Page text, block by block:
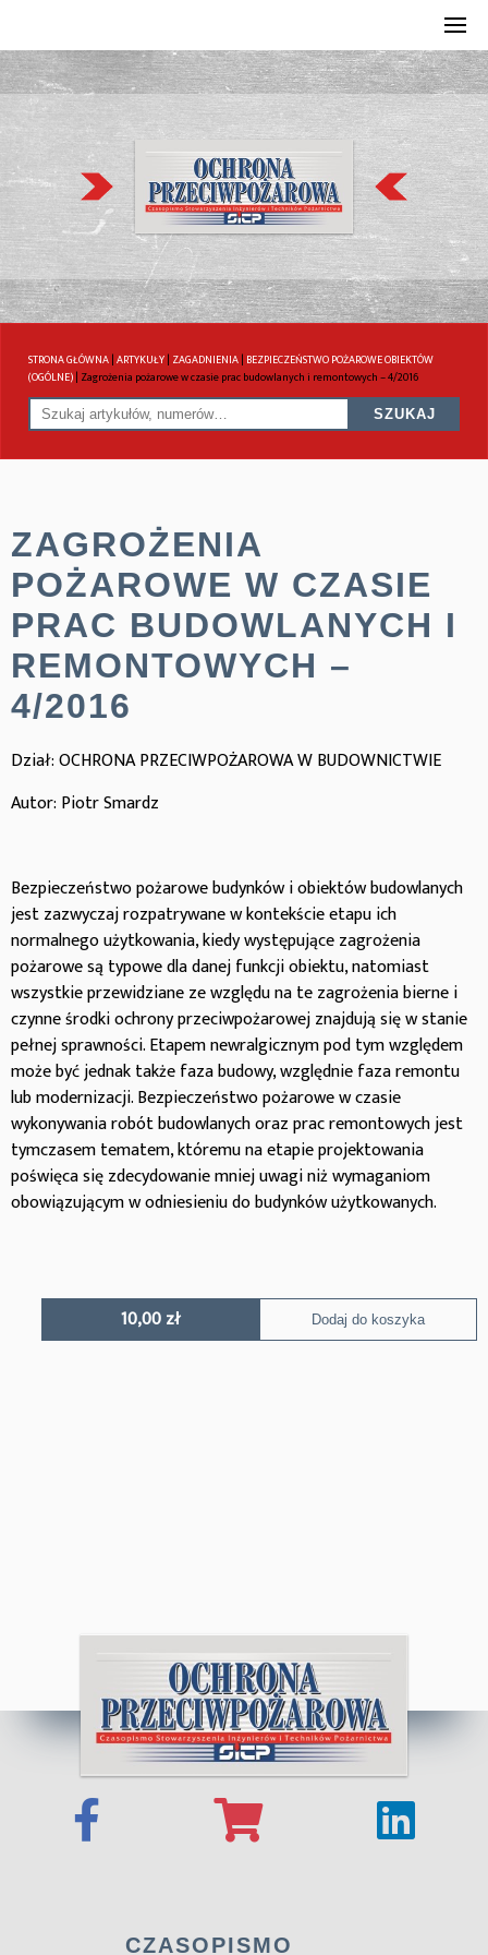
STRONA GŁÓWNA|ARTYKUŁY| ZAGADNIENIA| BEZPIECZEŃSTWO POŻAROWE OBIEKTÓW
(OGÓLNE)| Zagrożenia pożarowe w czasie prac budowlanych i remontowych – 4/2016
SZUKAJ
ZAGROŻENIA
POŻAROWE W CZASIE
PRAC BUDOWLANYCH I
REMONTOWYCH –
4/2016
10,00zł Dodaj do koszyka
Dział: OCHRONA PRZECIWPOŻAROWA W BUDOWNICTWIE
Autor: Piotr Smardz
Bezpieczeństwo pożarowe budynków i obiektów budowlanych
jest zazwyczaj rozpatrywane w kontekście etapu ich
normalnego użytkowania, kiedy występujące zagrożenia
pożarowe są typowe dla danej funkcji obiektu, natomiast
wszystkie przewidziane ze względu na te zagrożenia bierne i
czynne środki ochrony przeciwpożarowej znajdują się w stanie
pełnej sprawności. Etapem newralgicznym pod tym względem
może być jednak także faza budowy, względnie faza remontu
lub modernizacji. Bezpieczeństwo pożarowe w czasie
wykonywania robót budowlanych oraz prac remontowych jest
tymczasem tematem, któremu na etapie projektowania
poświęca się zdecydowanie mniej uwagi niż wymaganiom
obowiązującym w odniesieniu do budynków użytkowanych.
CZASOPISMO